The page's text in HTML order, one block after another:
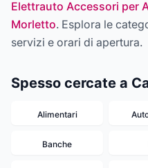
Elettrauto Accessori per
Morletto. Esplora le
servizi e orari di apertura.
Spesso cercate a
Alimentari
Banche